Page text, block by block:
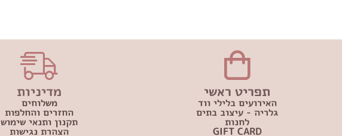
תפריט ראשי
האירועים בלילי ווד
גלריה - עיצוב בתים
לחנות
GIFT CARD
מדיניות
משלוחים
החזרים והחלפות
תקנון ותנאי שימוש
הצהרת נגישות